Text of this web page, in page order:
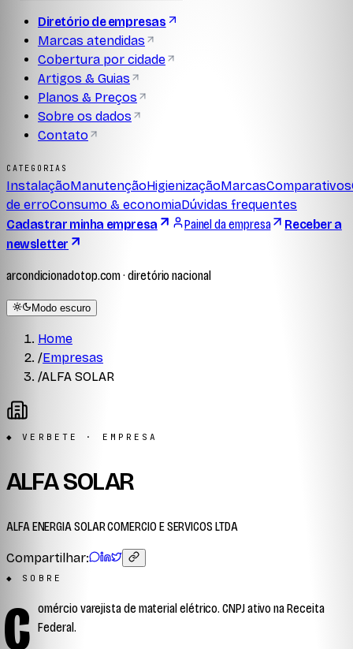
Diretório de empresas
Marcas atendidas
Cobertura por cidade
Artigos & Guias
Planos & Preços
Sobre os dados
Contato
CATEGORIAS
InstalaçãoManutençãoHigienizaçãoMarcasComparativos
de erroConsumo & economiaDúvidas frequentes
Cadastrar minha empresa
Painel da empresa
Receber a
newsletter
arcondicionadotop.com · diretório nacional
Modo escuro
Home
/Empresas
/ALFA SOLAR
◆ VERBETE · EMPRESA
ALFA SOLAR
ALFA ENERGIA SOLAR COMERCIO E SERVICOS LTDA
Compartilhar:
◆ SOBRE
C omércio varejista de material elétrico. CNPJ ativo na Receita
Federal.